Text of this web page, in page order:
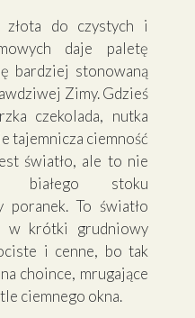
złota do czystych i
daje paletę
bardziej stonowaną
Zimy. Gdzieś
czekolada, nutka
tajemnicza ciemność
światło, ale to nie
białego stoku
To światło
w krótki grudniowy
i cenne, bo tak
choince, mrugające
ciemnego okna.